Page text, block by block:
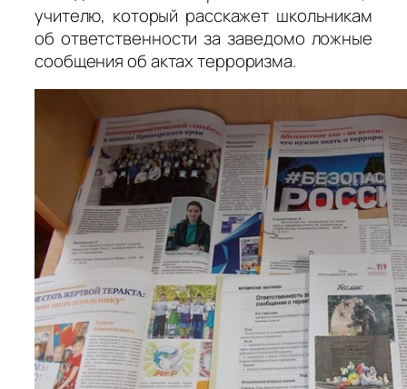
учителю, который расскажет школьникам
об ответственности за заведомо ложные
сообщения об актах терроризма.